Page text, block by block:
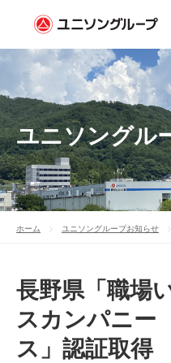
ユニソングル
ホーム ユニソングループお知らせ
長野県「職場
スカンパニ
ス」認証取得